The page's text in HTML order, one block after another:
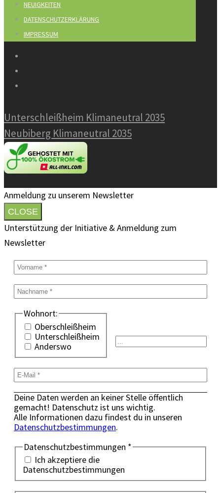
NEUIGKEITEN
DATENSCHUTZERKLÄRUNG
IMPRESSUM
Unterschleißheim Klimaneutral 2035
Neubiberg Klimaneutral 2035
Anmeldung zu unserem Newsletter
CLOSE
Unterstützung der Initiative & Anmeldung zum
Newsletter
Wohnort:
Oberschleißheim
Unterschleißheim
Anderswo
Deine Daten werden an keiner Stelle öffentlich
gemacht! Datenschutz ist uns wichtig.
Alle Informationen dazu findest du in unseren
Datenschutzbestimmungen.
Datenschutzbestimmungen *
Ich akzeptiere die
Datenschutzbestimmungen